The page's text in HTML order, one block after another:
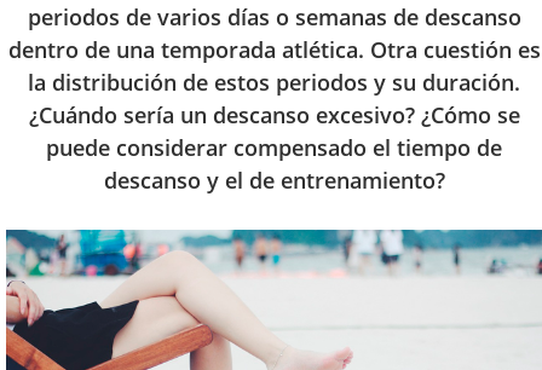
periodos de varios días o semanas de descanso
dentro de una temporada atlética. Otra cuestión es
la distribución de estos periodos y su duración.
¿Cuándo sería un descanso excesivo? ¿Cómo se
puede considerar compensado el tiempo de
descanso y el de entrenamiento?